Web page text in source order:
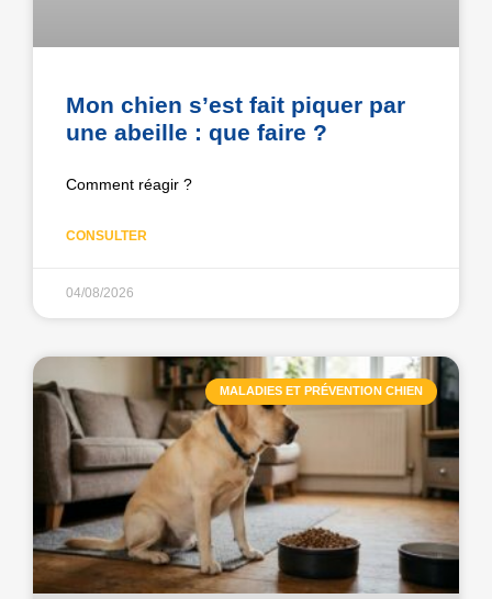
Mon chien s’est fait piquer par
une abeille : que faire ?
Comment réagir ?
CONSULTER
04/08/2026
MALADIES ET PRÉVENTION CHIEN